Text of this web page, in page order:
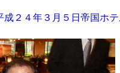
２４年３月５日帝国ホ